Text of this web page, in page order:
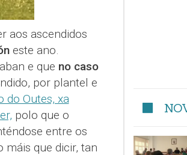
aos ascendidos
este ano.
e que no caso
por plantel e
do Outes, xa
polo que o
entre os
que dicir, tan